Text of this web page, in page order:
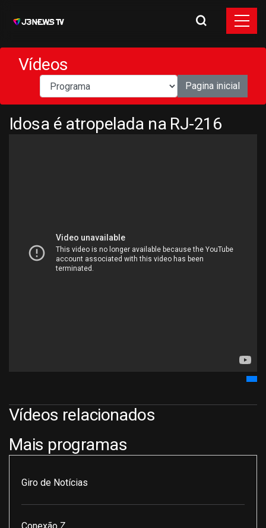
Vídeos
Pagina inicial
Idosa é atropelada na RJ-216
Vídeos relacionados
Mais programas
Giro de Notícias